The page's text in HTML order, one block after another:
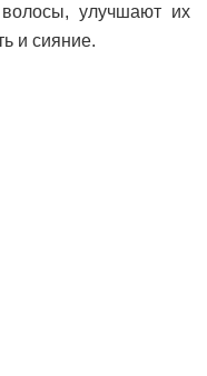
улучшают их
и сияние.